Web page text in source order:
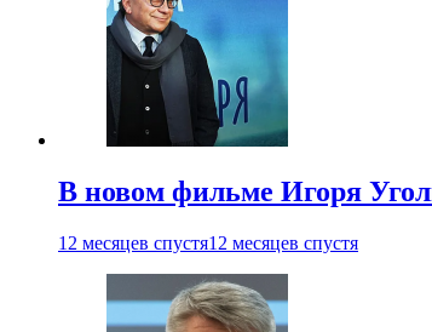
В новом фильме Игоря
12 месяцев спустя12 месяцев спустя